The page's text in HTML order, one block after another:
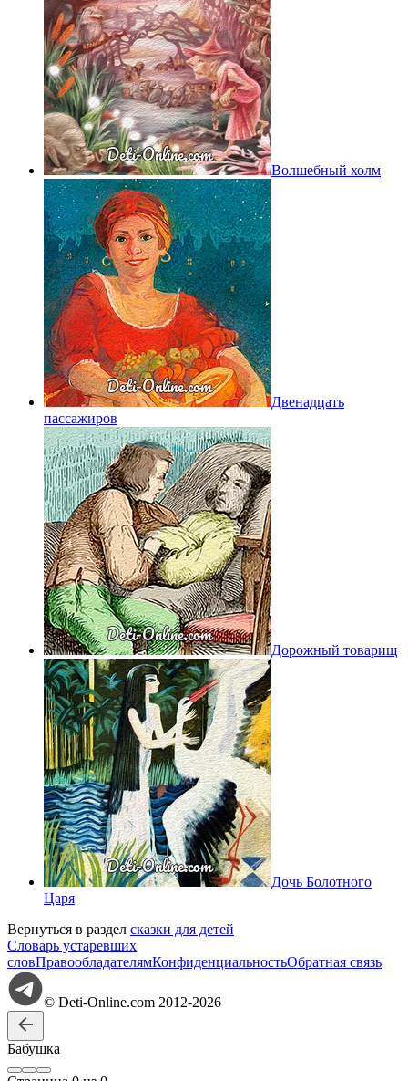
Волшебный холм
Двенадцать
пассажиров
Дорожный товарищ
Дочь Болотного
Царя
Вернуться в раздел сказки для детей
Словарь устаревших
словПравообладателямКонфиденциальностьОбратная связь
© Deti-Online.com 2012-2026
Бабушка